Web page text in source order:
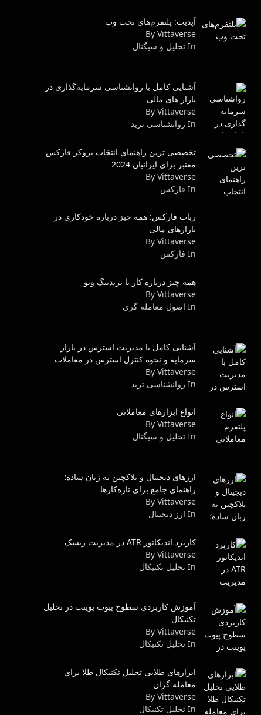
آپدیت: پلتفرم‌های تحت وب
By Vittaverse
In تحلیل و سیگنال
آشنایی کامل با روانشناسی سرمایه‌گذاری در
بازار های مالی
By Vittaverse
In روانشناسى ترید
تخصصی ترین راهنمای انتخاب بروکر فارکس
معتبر برای ایرانیان 2024
By Vittaverse
In فاركس
ربات فارکس: همه چیز درباره خودکاری در
بازارهای مالی
By Vittaverse
In فاركس
همه چیز درباره کار با تریدینگ ویو
By Vittaverse
In اصول معامله گرى
آشنایی کامل با مدیریت استرس در بازار
سرمایه و نحوه کنترل استرس در معاملات
By Vittaverse
In روانشناسى ترید
انواع ابزارهای معاملاتی
By Vittaverse
In تحلیل و سیگنال
ارزهای دیجیتال و بلاکچین به زبان ساده؛
راهنمای جامع برای تازه‌کارها
By Vittaverse
In ارز دیجیتال
کاربرد اندیکاتور ATR در مدیریت ریسک
By Vittaverse
In تحليل تكنيكال
آموزش کاربردی سطوح پیوت پوینت در تحلیل
تکنیکال
By Vittaverse
In تحليل تكنيكال
ابزارهای طلایی تحلیل تکنیکال طلا برای
معامله گران
By Vittaverse
In تحليل تكنيكال